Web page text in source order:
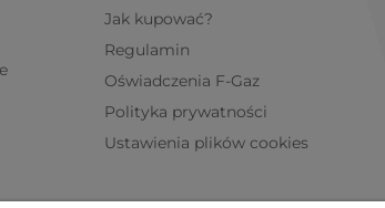
Jak kupować?
Regulamin
Oświadczenia F-Gaz
Polityka prywatności
Ustawienia plików cookies